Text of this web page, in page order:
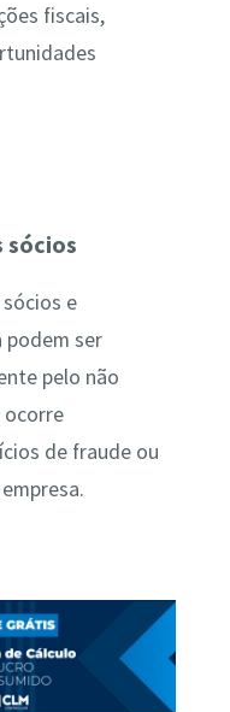
fiscais,
sócios
e
podem ser
pelo não
de fraude ou